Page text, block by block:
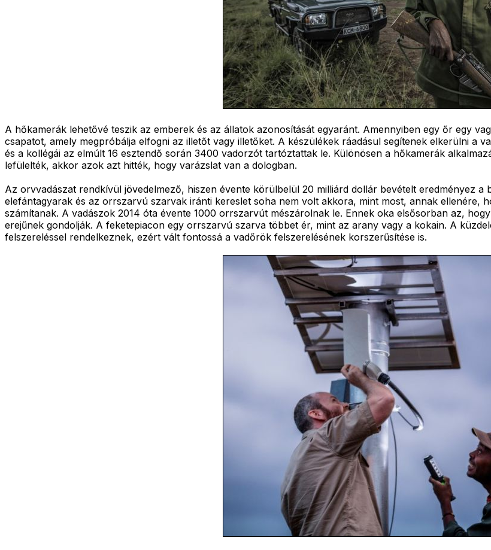
A hőkamerák lehetővé teszik az emberek és az állatok azonosítását egyaránt. Amennyiben egy őr egy
csapatot, amely megpróbálja elfogni az illetőt vagy illetőket. A készülékek ráadásul segítenek elkerülni a
és a kollégái az elmúlt 16 esztendő során 3400 vadorzót tartóztattak le. Különösen a hőkamerák
lefülelték, akkor azok azt hitték, hogy varázslat van a dologban.
Az orvvadászat rendkívül jövedelmező, hiszen évente körülbelül 20 milliárd dollár bevételt eredményez
elefántagyarak és az orrszarvú szarvak iránti kereslet soha nem volt akkora, mint most, annak ellenére,
számítanak. A vadászok 2014 óta évente 1000 orrszarvút mészárolnak le. Ennek oka elsősorban az,
erejűnek gondolják. A feketepiacon egy orrszarvú szarva többet ér, mint az arany vagy a kokain. A
felszereléssel rendelkeznek, ezért vált fontossá a vadőrök felszerelésének korszerűsítése is.